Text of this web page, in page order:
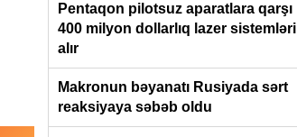
Pentaqon pilotsuz aparatlara qarşı
400 milyon dollarlıq lazer sistemləri
alır
Makronun bəyanatı Rusiyada sərt
reaksiyaya səbəb oldu